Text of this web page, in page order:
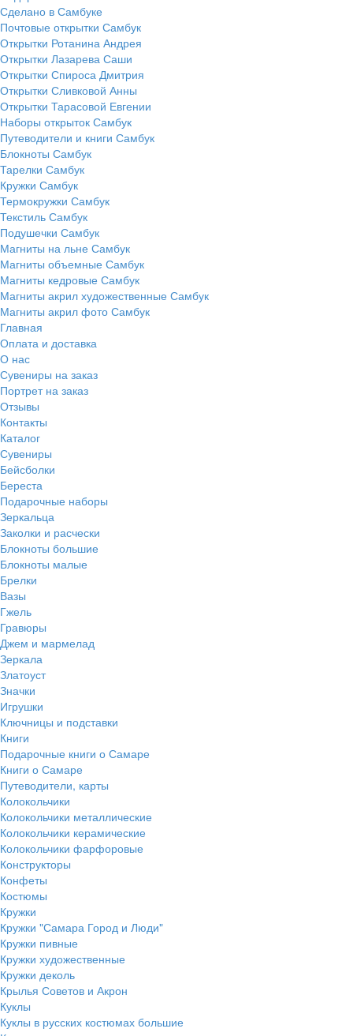
Сделано в Самбуке
Почтовые открытки Самбук
Открытки Ротанина Андрея
Открытки Лазарева Саши
Открытки Спироса Дмитрия
Открытки Сливковой Анны
Открытки Тарасовой Евгении
Наборы открыток Самбук
Путеводители и книги Самбук
Блокноты Самбук
Тарелки Самбук
Кружки Самбук
Термокружки Самбук
Текстиль Самбук
Подушечки Самбук
Магниты на льне Самбук
Магниты объемные Самбук
Магниты кедровые Самбук
Магниты акрил художественные Самбук
Магниты акрил фото Самбук
Главная
Оплата и доставка
О нас
Сувениры на заказ
Портрет на заказ
Отзывы
Контакты
Каталог
Сувениры
Бейсболки
Береста
Подарочные наборы
Зеркальца
Заколки и расчески
Блокноты большие
Блокноты малые
Брелки
Вазы
Гжель
Гравюры
Джем и мармелад
Зеркала
Златоуст
Значки
Игрушки
Ключницы и подставки
Книги
Подарочные книги о Самаре
Книги о Самаре
Путеводители, карты
Колокольчики
Колокольчики металлические
Колокольчики керамические
Колокольчики фарфоровые
Конструкторы
Конфеты
Костюмы
Кружки
Кружки "Самара Город и Люди"
Кружки пивные
Кружки художественные
Кружки деколь
Крылья Советов и Акрон
Куклы
Куклы в русских костюмах большие